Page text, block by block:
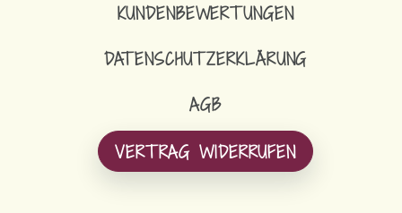
KUNDENBEWERTUNGEN
DATENSCHUTZERKLÄRUNG
AGB
VERTRAG WIDERRUFEN